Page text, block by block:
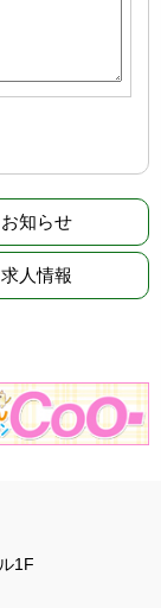
お知らせ
求人情報
1F